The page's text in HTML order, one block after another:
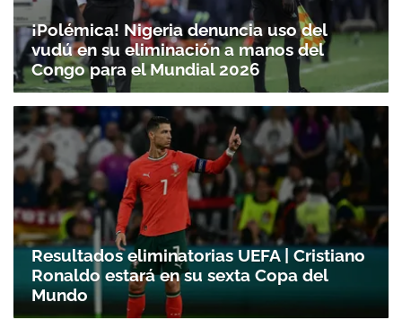
¡Polémica! Nigeria denuncia uso del
vudú en su eliminación a manos del
Congo para el Mundial 2026
Resultados eliminatorias UEFA | Cristiano
Ronaldo estará en su sexta Copa del
Mundo